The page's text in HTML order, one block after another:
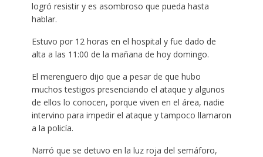
logró resistir y es asombroso que pueda hasta
hablar.
Estuvo por 12 horas en el hospital y fue dado de
alta a las 11:00 de la mañana de hoy domingo.
El merenguero dijo que a pesar de que hubo
muchos testigos presenciando el ataque y algunos
de ellos lo conocen, porque viven en el área, nadie
intervino para impedir el ataque y tampoco llamaron
a la policía.
Narró que se detuvo en la luz roja del semáforo,